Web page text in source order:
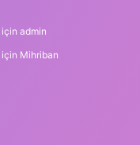
için admin
için Mihriban